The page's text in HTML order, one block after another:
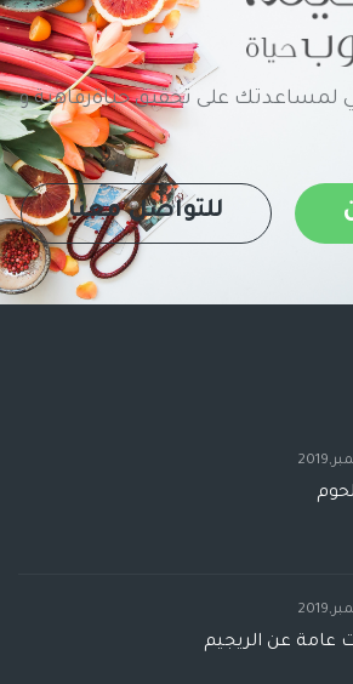
على تحقيق حياةرفاهية و
للتواصل معنا
عامة عن الريجيم